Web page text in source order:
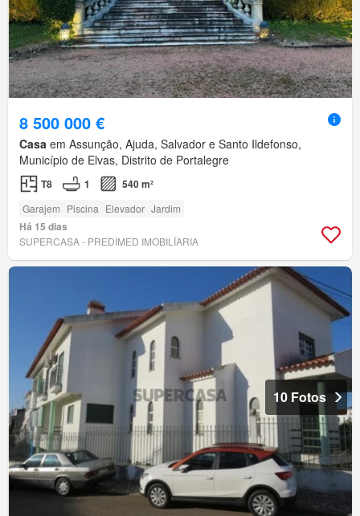
8 500 000 €
Casa em Assunção, Ajuda, Salvador e Santo Ildefonso,
Município de Elvas, Distrito de Portalegre
T8 1 540 m²
Garajem Piscina Elevador Jardim
Há 15 dias
SUPERCASA - PREDIMED IMOBILÍARIA
10 Fotos